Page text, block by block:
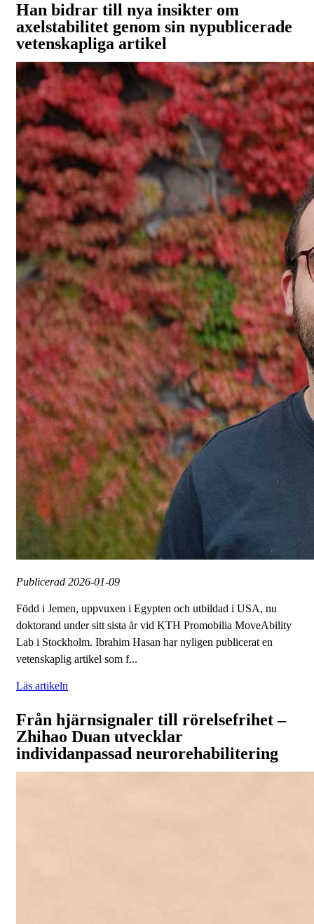
Han bidrar till nya insikter om
axelstabilitet genom sin nypublicerade
vetenskapliga artikel
Publicerad 2026-01-09
Född i Jemen, uppvuxen i Egypten och utbildad i USA, nu
doktorand under sitt sista år vid KTH Promobilia MoveAbility
Lab i Stockholm. Ibrahim Hasan har nyligen publicerat en
vetenskaplig artikel som f...
Läs artikeln
Från hjärnsignaler till rörelsefrihet –
Zhihao Duan utvecklar
individanpassad neurorehabilitering